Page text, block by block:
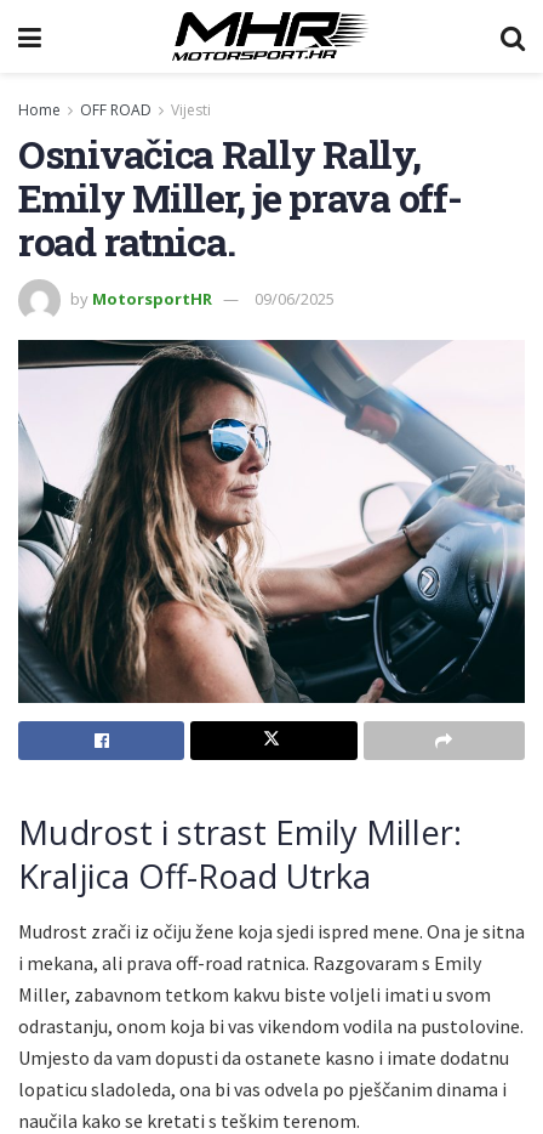
Home OFF ROAD Vijesti
Osnivačica Rally Rally,
Emily Miller, je prava off-
road ratnica.
by MotorsportHR 09/06/2025
Mudrost i strast Emily Miller:
Kraljica Off-Road Utrka
Mudrost zrači iz očiju žene koja sjedi ispred mene. Ona je sitna
i mekana, ali prava off-road ratnica. Razgovaram s Emily
Miller, zabavnom tetkom kakvu biste voljeli imati u svom
odrastanju, onom koja bi vas vikendom vodila na pustolovine.
Umjesto da vam dopusti da ostanete kasno i imate dodatnu
lopaticu sladoleda, ona bi vas odvela po pješčanim dinama i
naučila kako se kretati s teškim terenom.